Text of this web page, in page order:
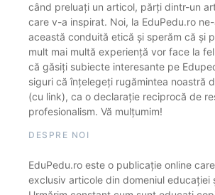
când preluați un articol, părți dintr-un
care v-a inspirat. Noi, la EduPedu.ro
această conduită etică și sperăm că și
mult mai multă experiență vor face la
că găsiți subiecte interesante pe
siguri că înțelegeți rugămintea noastră
(cu link), ca o declarație reciprocă de
profesionalism. Vă mulțumim!
DESPRE NOI
EduPedu.ro este o publicație online
exclusiv articole din domeniul educației